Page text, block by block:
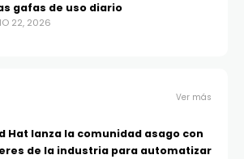
gafas de uso diario
22, 2026
Ver más
Hat lanza la comunidad asago con
de la industria para automatizar